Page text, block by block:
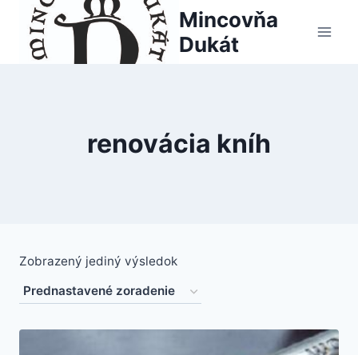
content
Mincovňa
Dukát
renovácia kníh
Zobrazený jediný výsledok